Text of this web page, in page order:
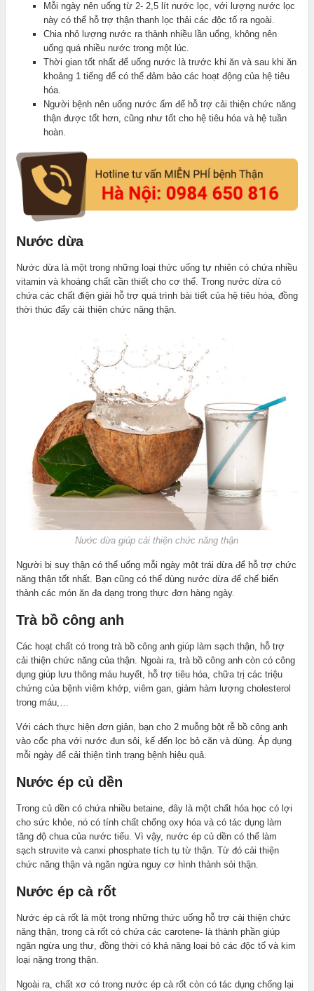
Mỗi ngày nên uống từ 2- 2,5 lít nước lọc, với lượng nước lọc
này có thể hỗ trợ thận thanh lọc thải các độc tố ra ngoài.
Chia nhỏ lượng nước ra thành nhiều lần uống, không nên
uống quá nhiều nước trong một lúc.
Thời gian tốt nhất để uống nước là trước khi ăn và sau khi ăn
khoảng 1 tiếng để có thể đảm bảo các hoạt động của hệ tiêu
hóa.
Người bệnh nên uống nước ấm để hỗ trợ cải thiện chức năng
thận được tốt hơn, cũng như tốt cho hệ tiêu hóa và hệ tuần
hoàn.
Nước dừa
Nước dừa là một trong những loại thức uống tự nhiên có chứa nhiều
vitamin và khoáng chất cần thiết cho cơ thể. Trong nước dừa có
chứa các chất điện giải hỗ trợ quá trình bài tiết của hệ tiêu hóa, đồng
thời thúc đẩy cải thiện chức năng thận.
Nước dừa giúp cải thiện chức năng thận
Người bị suy thận có thể uống mỗi ngày một trái dừa để hỗ trợ chức
năng thận tốt nhất. Bạn cũng có thể dùng nước dừa để chế biến
thành các món ăn đa dạng trong thực đơn hàng ngày.
Trà bồ công anh
Các hoạt chất có trong trà bồ công anh giúp làm sạch thận, hỗ trợ
cải thiện chức năng của thận. Ngoài ra, trà bồ công anh còn có công
dụng giúp lưu thông máu huyết, hỗ trợ tiêu hóa, chữa trị các triệu
chứng của bệnh viêm khớp, viêm gan, giảm hàm lượng cholesterol
trong máu,…
Với cách thực hiện đơn giản, bạn cho 2 muỗng bột rễ bồ công anh
vào cốc pha với nước đun sôi, kế đến lọc bỏ cặn và dùng. Áp dụng
mỗi ngày để cải thiện tình trạng bệnh hiệu quả.
Nước ép củ dền
Trong củ dền có chứa nhiều betaine, đây là một chất hóa học có lợi
cho sức khỏe, nó có tính chất chống oxy hóa và có tác dụng làm
tăng độ chua của nước tiểu. Vì vậy, nước ép củ dền có thể làm
sạch struvite và canxi phosphate tích tụ từ thận. Từ đó cải thiện
chức năng thận và ngăn ngừa nguy cơ hình thành sỏi thận.
Nước ép cà rốt
Nước ép cà rốt là một trong những thức uống hỗ trợ cải thiện chức
năng thận, trong cà rốt có chứa các carotene- là thành phần giúp
ngăn ngừa ung thư, đồng thời có khả năng loại bỏ các độc tố và kim
loại nặng trong thận.
Ngoài ra, chất xơ có trong nước ép cà rốt còn có tác dụng chống lại